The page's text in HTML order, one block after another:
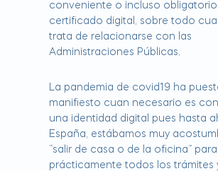
conveniente o incluso
certificado digital, sobre todo
trata de relacionarse con las
Administraciones Públicas.
La pandemia de covid19 ha
manifiesto cuan necesario es
una identidad digital pues hasta
España, estábamos muy
“salir de casa o de la oficina”
prácticamente todos los trámites